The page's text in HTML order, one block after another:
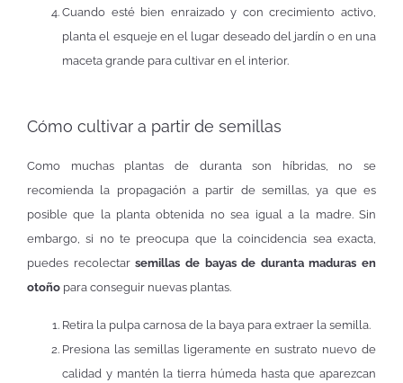
Cuando esté bien enraizado y con crecimiento activo,
planta el esqueje en el lugar deseado del jardín o en una
maceta grande para cultivar en el interior.
Cómo cultivar a partir de semillas
Como muchas plantas de duranta son híbridas, no se
recomienda la propagación a partir de semillas, ya que es
posible que la planta obtenida no sea igual a la madre. Sin
embargo, si no te preocupa que la coincidencia sea exacta,
puedes recolectarsemillas de bayas de duranta maduras en
otoño para conseguir nuevas plantas.
Retira la pulpa carnosa de la baya para extraer la semilla.
Presiona las semillas ligeramente en sustrato nuevo de
calidad y mantén la tierra húmeda hasta que aparezcan